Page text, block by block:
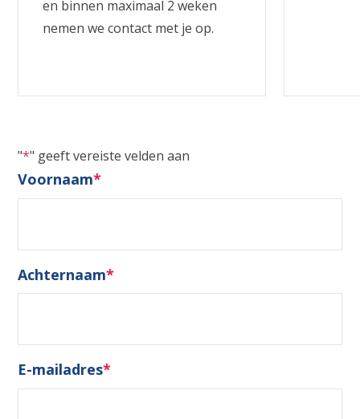
en binnen maximaal 2 weken
nemen we contact met je op.
"*" geeft vereiste velden aan
Voornaam*
Achternaam*
E-mailadres*